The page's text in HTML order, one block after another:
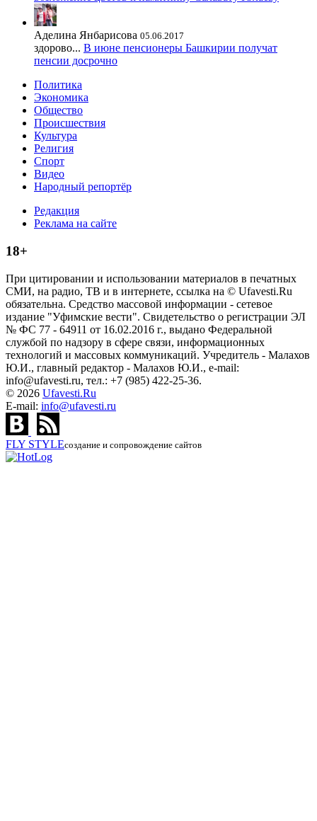
Аделина Янбарисова 05.06.2017
здорово... В июне пенсионеры Башкирии получат
пенсии досрочно
Политика
Экономика
Общество
Происшествия
Культура
Религия
Спорт
Видео
Народный репортёр
Редакция
Реклама на сайте
18+
При цитировании и использовании материалов в печатных
СМИ, на радио, ТВ и в интернете, ссылка на © Ufavesti.Ru
обязательна. Средство массовой информации - сетевое
издание "Уфимские вести". Свидетельство о регистрации ЭЛ
№ ФС 77 - 64911 от 16.02.2016 г., выдано Федеральной
службой по надзору в сфере связи, информационных
технологий и массовых коммуникаций. Учредитель - Малахов
Ю.И., главный редактор - Малахов Ю.И., e-mail:
info@ufavesti.ru, тел.: +7 (985) 422-25-36.
© 2026 Ufavesti.Ru
E-mail: info@ufavesti.ru
FLY STYLEсоздание и сопровождение сайтов